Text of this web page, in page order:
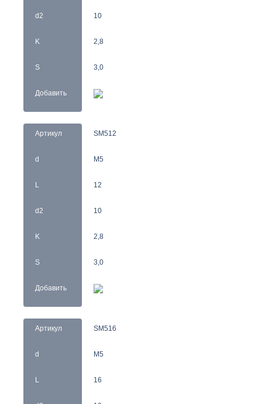
d2
K
S
Добавить
10
2,8
3,0
Артикул
d
L
d2
K
S
Добавить
SM512
M5
12
10
2,8
3,0
Артикул
d
L
SM516
M5
16